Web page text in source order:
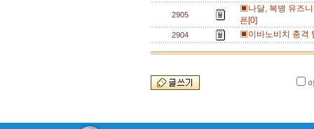
2905
▣나달, 복병 유즈
픈[0]
2904 ▣이바노비치 충격